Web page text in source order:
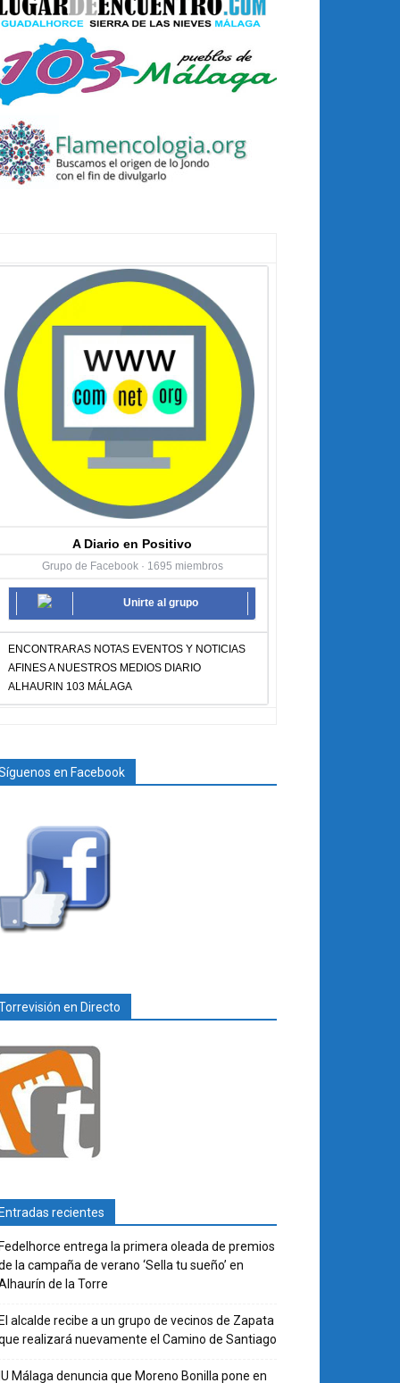
A Diario en Positivo
Grupo de Facebook · 1695 miembros
Unirte al grupo
ENCONTRARAS NOTAS EVENTOS Y NOTICIAS
AFINES A NUESTROS MEDIOS DIARIO
ALHAURIN 103 MÁLAGA
en Facebook
en Directo
recientes
entrega la primera oleada de premios
la campaña de verano ‘Sella tu sueño’ en
de la Torre
alcalde recibe a un grupo de vecinos de Zapata
realizará nuevamente el Camino de Santiago
Málaga denuncia que Moreno Bonilla pone en